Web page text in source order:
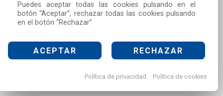
Puedes aceptar todas las cookies pulsando en el
botón “Aceptar”, rechazar todas las cookies pulsando
en el botón “Rechazar”
ACEPTAR RECHAZAR
Política de privacidad Política de cookies